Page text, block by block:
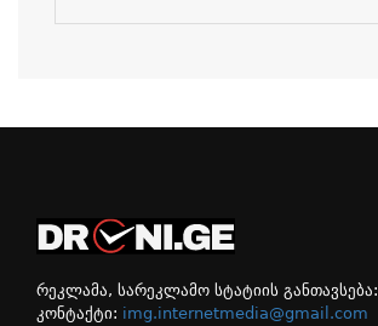
რეკლამა, სარეკლამო სტატიის განთავსება:
კონტაქტი: img.internetmedia@gmail.com